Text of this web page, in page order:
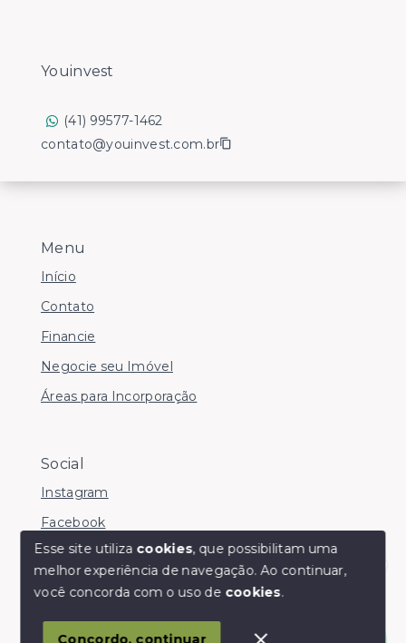
Olá! somos da Linkmob, como podemos ajudar?
Menu
Início
Contato
Financie
Negocie seu Imóvel
Áreas para Incorporação
Social
Instagram
Facebook
© Copyright 2026 - Youinvest - Todos os direitos
Youinvest
(41) 99577-1462
contato@youinvest.com.br
Esse site utiliza cookies, que possibilitam uma
melhor experiência de navegação.Ao continuar,
você concorda com o uso de cookies.
Concordo, continuar